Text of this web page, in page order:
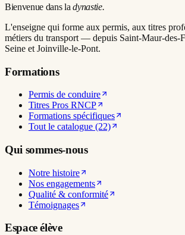
Bienvenue dans la dynastie.
L'enseigne qui forme aux permis, aux titres
métiers du transport — depuis Saint-Maur-des-
Seine et Joinville-le-Pont.
Formations
Permis de conduire
Titres Pros RNCP
Formations spécifiques
Tout le catalogue (22)
Qui sommes-nous
Notre histoire
Nos engagements
Qualité & conformité
Témoignages
Espace élève